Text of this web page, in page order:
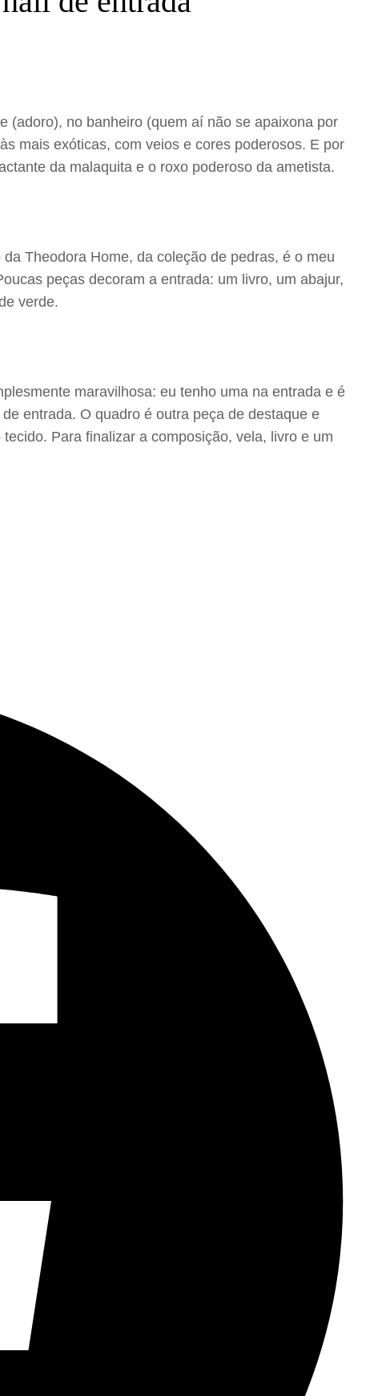
(adoro), no banheiro (quem aí não se apaixona por
mais exóticas, com veios e cores poderosos. E por
da malaquita e o roxo poderoso da ametista.
Theodora Home, da coleção de pedras, é o meu
peças decoram a entrada: um livro, um abajur,
verde.
maravilhosa: eu tenho uma na entrada e é
entrada. O quadro é outra peça de destaque e
Para finalizar a composição, vela, livro e um